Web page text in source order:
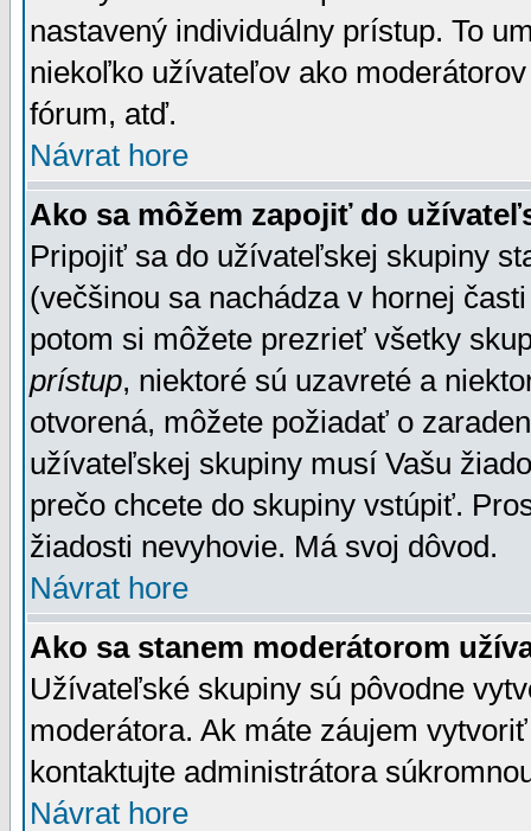
nastavený individuálny prístup. To
niekoľko užívateľov ako
fórum, atď.
Návrat hore
Ako sa môžem zapojiť do
Pripojiť sa do užívateľskej skupiny
(večšinou sa nachádza v hornej
potom si môžete prezrieť všetky
prístup, niektoré sú uzavreté a
otvorená, môžete požiadať o
užívateľskej skupiny musí Vašu
prečo chcete do skupiny vstúpiť.
žiadosti nevyhovie. Má svoj dôvod.
Návrat hore
Ako sa stanem moderátorom
Užívateľské skupiny sú pôvodne
moderátora. Ak máte záujem
kontaktujte administrátora
Návrat hore